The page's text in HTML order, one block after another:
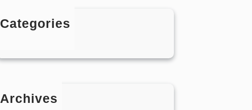
Categories
Blog
Archives